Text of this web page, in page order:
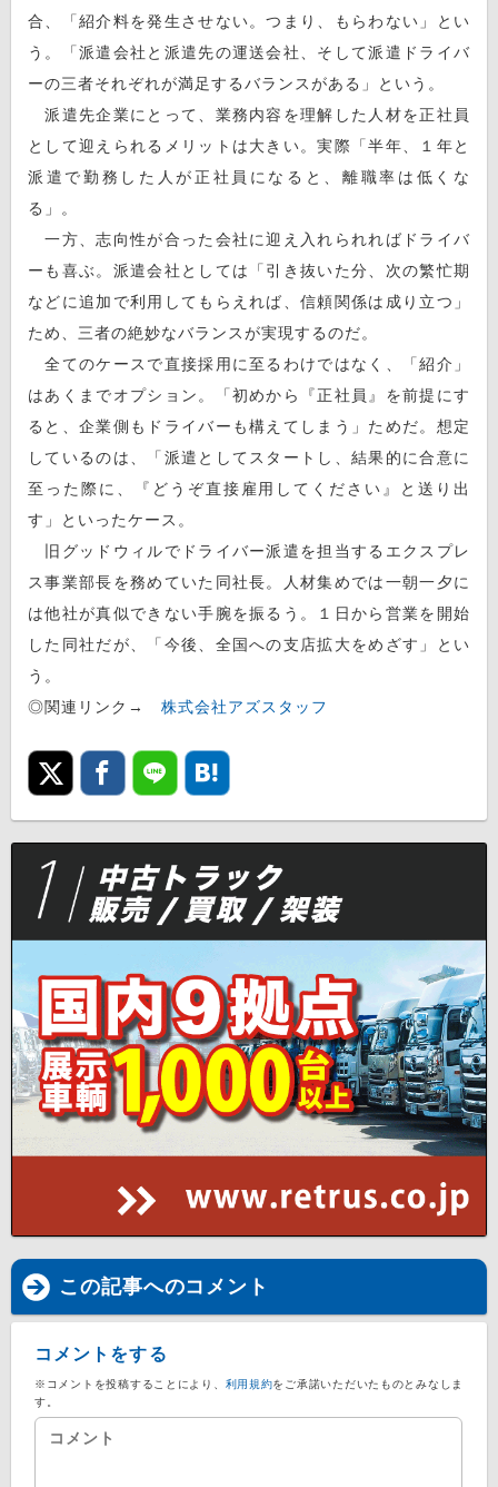
合、「紹介料を発生させない。つまり、もらわない」とい
う。「派遣会社と派遣先の運送会社、そして派遣ドライバ
ーの三者それぞれが満足するバランスがある」という。
派遣先企業にとって、業務内容を理解した人材を正社員
として迎えられるメリットは大きい。実際「半年、１年と
派遣で勤務した人が正社員になると、離職率は低くな
る」。
一方、志向性が合った会社に迎え入れられればドライバ
ーも喜ぶ。派遣会社としては「引き抜いた分、次の繁忙期
などに追加で利用してもらえれば、信頼関係は成り立つ」
ため、三者の絶妙なバランスが実現するのだ。
全てのケースで直接採用に至るわけではなく、「紹介」
はあくまでオプション。「初めから『正社員』を前提にす
ると、企業側もドライバーも構えてしまう」ためだ。想定
しているのは、「派遣としてスタートし、結果的に合意に
至った際に、『どうぞ直接雇用してください』と送り出
す」といったケース。
旧グッドウィルでドライバー派遣を担当するエクスプレ
ス事業部長を務めていた同社長。人材集めでは一朝一夕に
は他社が真似できない手腕を振るう。１日から営業を開始
した同社だが、「今後、全国への支店拡大をめざす」とい
う。
◎関連リンク→ 株式会社アズスタッフ
この記事へのコメント
コメントをする
※コメントを投稿することにより、 利用規約をご承諾いただいたものとみなしま
す。